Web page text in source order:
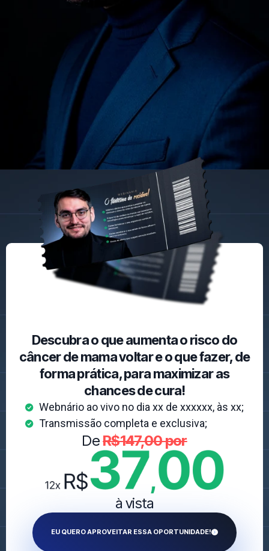
Descubra o que aumenta o risco do
câncer de mama voltar e o que fazer, de
forma prática, para maximizar as
chances de cura!
Webnário ao vivo no dia xx de xxxxxx, às xx;
Transmissão completa e exclusiva;
DeR$147,00 por
à vista
EU QUERO APROVEITAR ESSA OPORTUNIDADE!